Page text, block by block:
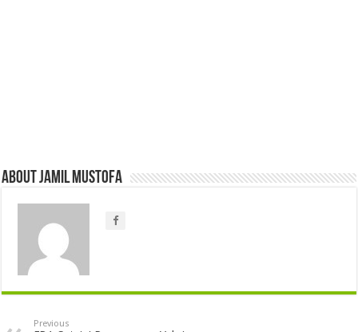
About jamil mustofa
Previous